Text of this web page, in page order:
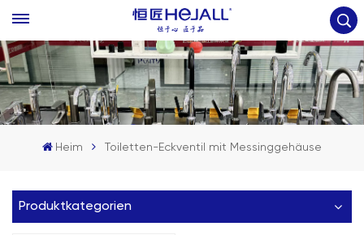
Heim Toiletten-Eckventil mit Messinggehäuse
Produktkategorien